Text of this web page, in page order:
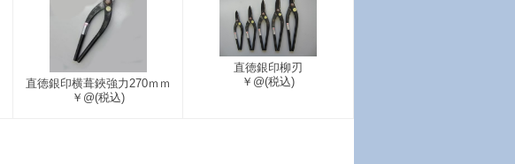
直徳銀印横葺鋏強力270ｍｍ
￥@(税込)
直徳銀印柳刃
￥@(税込)